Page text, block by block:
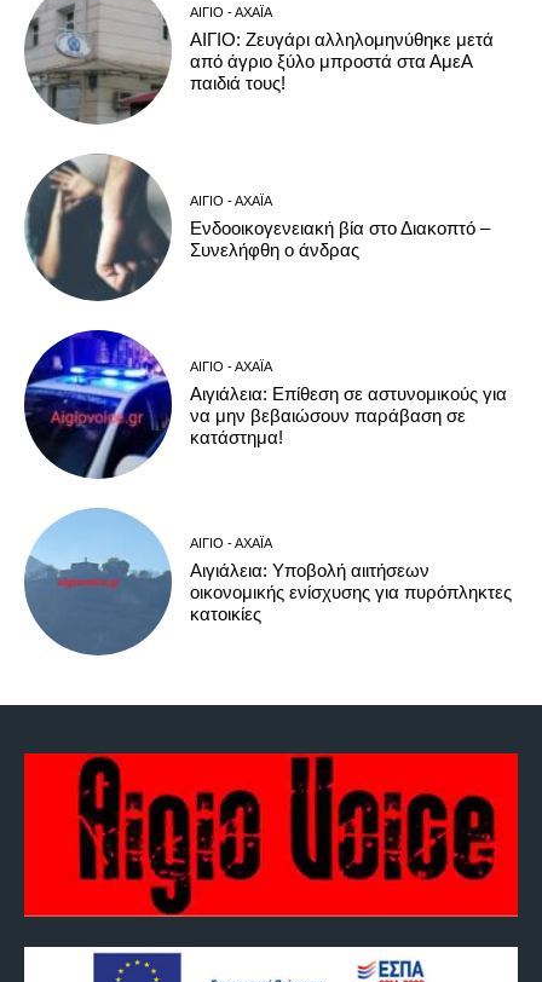
ΑΊΓΙΟ - ΑΧΑΪ́Α
ΑΙΓΙΟ: Ζευγάρι αλληλομηνύθηκε μετά
από άγριο ξύλο μπροστά στα ΑμεΑ
παιδιά τους!
ΑΊΓΙΟ - ΑΧΑΪ́Α
Ενδοοικογενειακή βία στο Διακοπτό –
Συνελήφθη ο άνδρας
ΑΊΓΙΟ - ΑΧΑΪ́Α
Αιγιάλεια: Επίθεση σε αστυνομικούς για
να μην βεβαιώσουν παράβαση σε
κατάστημα!
ΑΊΓΙΟ - ΑΧΑΪ́Α
Αιγιάλεια: Υποβολή αιιτήσεων
οικονομικής ενίσχυσης για πυρόπληκτες
κατοικίες